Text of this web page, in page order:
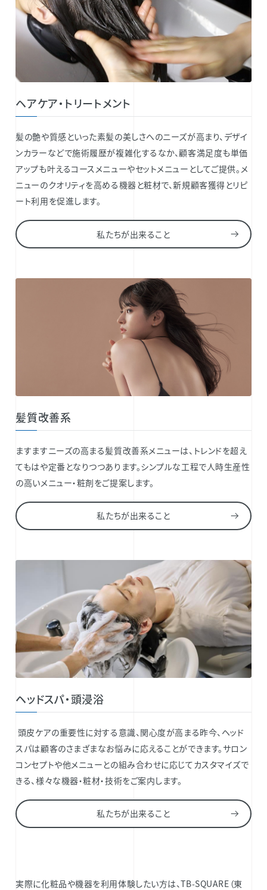
ヘアケア・トリートメント
髪の艶や質感といった素髪の美しさへのニーズが高まり、デザイ
ンカラーなどで施術履歴が複雑化するなか、顧客満足度も単価
アップも叶えるコースメニューやセットメニューとしてご提供。メ
ニューのクオリティを高める機器と粧材で、新規顧客獲得とリピ
ート利用を促進します。
私たちが出来ること
髪質改善系
ますますニーズの高まる髪質改善系メニューは、トレンドを超え
てもはや定番となりつつあります。シンプルな工程で人時生産性
の高いメニュー・粧剤をご提案します。
私たちが出来ること
ヘッドスパ・頭浸浴
頭皮ケアの重要性に対する意識、関心度が高まる昨今、ヘッド
スパは顧客のさまざまなお悩みに応えることができます。サロン
コンセプトや他メニューとの組み合わせに応じてカスタマイズで
きる、様々な機器・粧材・技術をご案内します。
私たちが出来ること
実際に化粧品や機器を利用体験したい方は、TB-SQUARE（東